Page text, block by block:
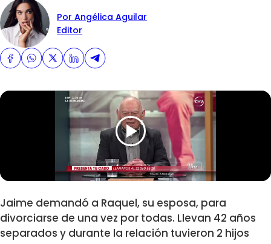
Por Angélica Aguilar
Editor
Jaime demandó a Raquel, su esposa, para
divorciarse de una vez por todas. Llevan 42 años
separados y durante la relación tuvieron 2 hijos